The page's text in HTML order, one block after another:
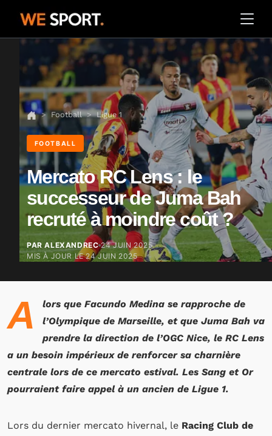
Football Ligue 1
FOOTBALL
Mercato RC Lens : le
successeur de Juma Bah
recruté à moindre coût ?
PAR ALEXANDREC 24 JUIN 2025
MIS À JOUR LE24 JUIN 2025
A
lors que Facundo Medina se rapproche de
l’Olympique de Marseille, et que Juma Bah va
prendre la direction de l’OGC Nice, le RC Lens
a un besoin impérieux de renforcer sa charnière
centrale lors de ce mercato estival. Les Sang et Or
pourraient faire appel à un ancien de Ligue 1.
Lors du dernier mercato hivernal, le Racing Club de